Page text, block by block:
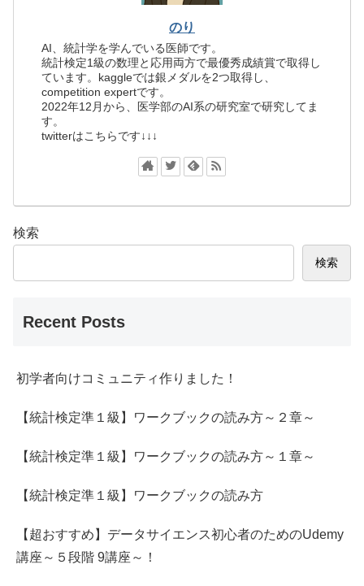
のり
AI、統計学を学んでいる医師です。
統計検定1級の数理と応用両方で最優秀成績賞で取得し
ています。kaggleでは銀メダルを2つ取得し、
competition expertです。
2022年12月から、医学部のAI系の研究室で研究してま
す。
twitterはこちらです↓↓↓
検索
検索
Recent Posts
初学者向けコミュニティ作りました！
【統計検定準１級】ワークブックの読み方～２章～
【統計検定準１級】ワークブックの読み方～１章～
【統計検定準１級】ワークブックの読み方
【超おすすめ】データサイエンス初心者のためのUdemy
講座～５段階 9講座～！